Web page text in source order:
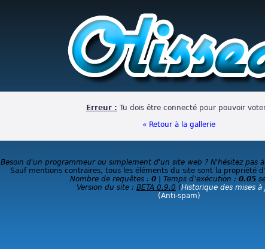
Erreur : Tu dois être connecté pour pouvoir
« Retour à la gallerie
Besoin d'un programmeur ou simplement d'un site web ? N'hésitez pas à
Sauf mentions contraires, tous les éléments du site sont la propriété
Nombre de requêtes : 0| Temps d’exécution : 0.05
Version du site : BETA 0.9.0 (Historique des mises à
(Anti-spam)